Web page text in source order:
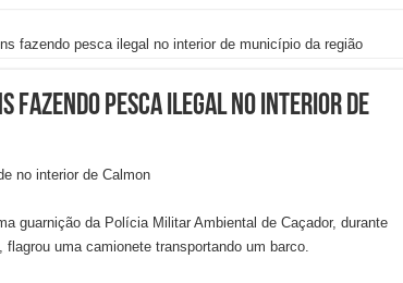
fazendo pesca ilegal no interior de município da região
fazendo pesca ilegal no interior de
guarnição da Polícia Militar Ambiental de Caçador, durante
uma camionete transportando um barco.